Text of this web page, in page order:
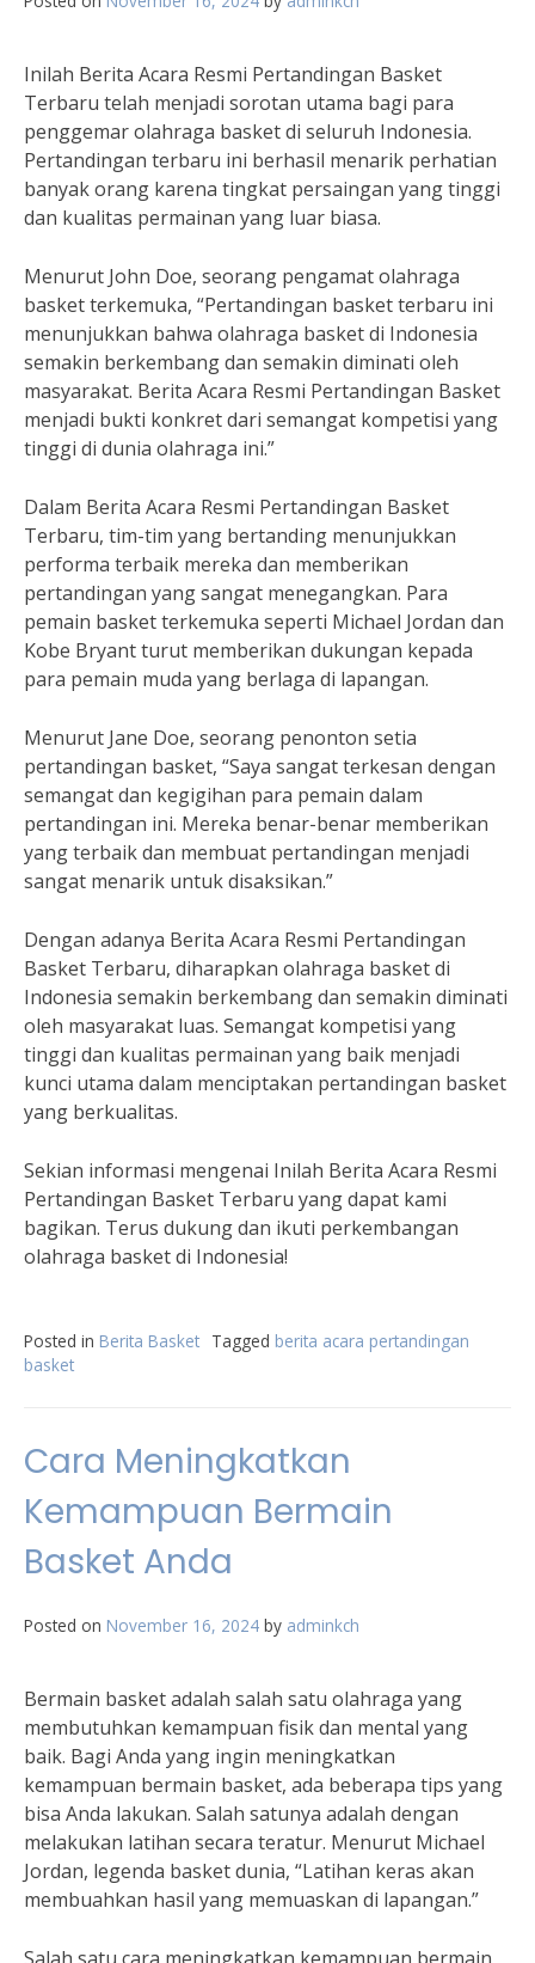
Inilah Berita Acara Resmi Pertandingan Basket
Terbaru telah menjadi sorotan utama bagi para
penggemar olahraga basket di seluruh Indonesia.
Pertandingan terbaru ini berhasil menarik perhatian
banyak orang karena tingkat persaingan yang tinggi
dan kualitas permainan yang luar biasa.
Menurut John Doe, seorang pengamat olahraga
basket terkemuka, “Pertandingan basket terbaru ini
menunjukkan bahwa olahraga basket di Indonesia
semakin berkembang dan semakin diminati oleh
masyarakat. Berita Acara Resmi Pertandingan Basket
menjadi bukti konkret dari semangat kompetisi yang
tinggi di dunia olahraga ini.”
Dalam Berita Acara Resmi Pertandingan Basket
Terbaru, tim-tim yang bertanding menunjukkan
performa terbaik mereka dan memberikan
pertandingan yang sangat menegangkan. Para
pemain basket terkemuka seperti Michael Jordan dan
Kobe Bryant turut memberikan dukungan kepada
para pemain muda yang berlaga di lapangan.
Menurut Jane Doe, seorang penonton setia
pertandingan basket, “Saya sangat terkesan dengan
semangat dan kegigihan para pemain dalam
pertandingan ini. Mereka benar-benar memberikan
yang terbaik dan membuat pertandingan menjadi
sangat menarik untuk disaksikan.”
Dengan adanya Berita Acara Resmi Pertandingan
Basket Terbaru, diharapkan olahraga basket di
Indonesia semakin berkembang dan semakin diminati
oleh masyarakat luas. Semangat kompetisi yang
tinggi dan kualitas permainan yang baik menjadi
kunci utama dalam menciptakan pertandingan basket
yang berkualitas.
Sekian informasi mengenai Inilah Berita Acara Resmi
Pertandingan Basket Terbaru yang dapat kami
bagikan. Terus dukung dan ikuti perkembangan
olahraga basket di Indonesia!
Posted in Berita Basket Tagged berita acara pertandingan
basket
Cara Meningkatkan
Kemampuan Bermain
Basket Anda
Posted on November 16, 2024 by adminkch
Bermain basket adalah salah satu olahraga yang
membutuhkan kemampuan fisik dan mental yang
baik. Bagi Anda yang ingin meningkatkan
kemampuan bermain basket, ada beberapa tips yang
bisa Anda lakukan. Salah satunya adalah dengan
melakukan latihan secara teratur. Menurut Michael
Jordan, legenda basket dunia, “Latihan keras akan
membuahkan hasil yang memuaskan di lapangan.”